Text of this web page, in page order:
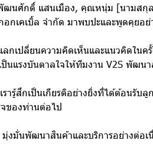
นศักดิ์ แสนเมือง, คุณหนุ่ม [นามสกุ
อกเคเบิ้ล จำกัด มาพบปะและพูดคุยอย่
ลกเปลี่ยนความคิดเห็นและแนวคิดใน
ป็นแรงบันดาลใจให้ทีมงาน V2S พัฒน
รารู้สึกเป็นเกียรติอย่างยิ่งที่ได้ต้อนรับ
จของท่านต่อไป
มุ่งมั่นพัฒนาสินค้าและบริการอย่างต่อ